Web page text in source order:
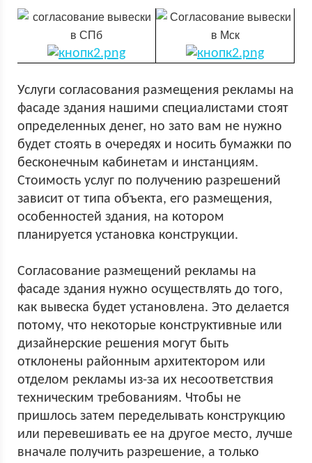
Услуги согласования размещения рекламы на
фасаде здания нашими специалистами стоят
определенных денег, но зато вам не нужно
будет стоять в очередях и носить бумажки по
бесконечным кабинетам и инстанциям.
Стоимость услуг по получению разрешений
зависит от типа объекта, его размещения,
особенностей здания, на котором
планируется установка конструкции.
Согласование размещений рекламы на
фасаде здания нужно осуществлять до того,
как вывеска будет установлена. Это делается
потому, что некоторые конструктивные или
дизайнерские решения могут быть
отклонены районным архитектором или
отделом рекламы из-за их несоответствия
техническим требованиям. Чтобы не
пришлось затем переделывать конструкцию
или перевешивать ее на другое место, лучше
вначале получить разрешение, а только